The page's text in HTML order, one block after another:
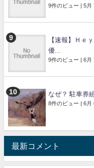
9件のビュー | 5月
【速報】Ｈｅ
優...
9件のビュー | 6月
なぜ？ 駐車券
8件のビュー | 6月
最新コメント